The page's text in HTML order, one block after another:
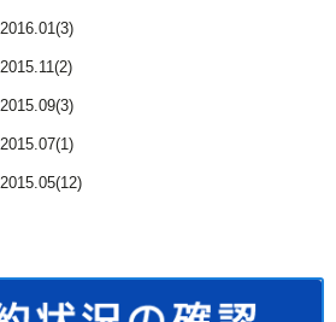
2016.01(3)
2015.11(2)
2015.09(3)
2015.07(1)
2015.05(12)